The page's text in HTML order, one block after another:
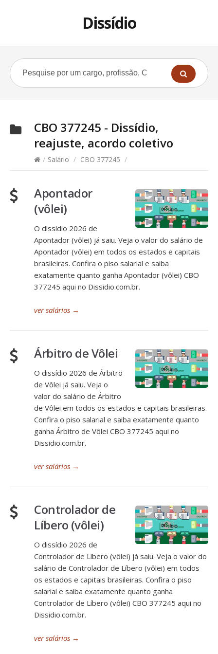
Dissídio
CBO 377245 - Dissídio,
reajuste, acordo coletivo
/ Salário / CBO 377245 /
Apontador
(vôlei)
O dissídio 2026 de
Apontador (vôlei) já saiu. Veja o valor do salário de
Apontador (vôlei) em todos os estados e capitais
brasileiras. Confira o piso salarial e saiba
exatamente quanto ganha Apontador (vôlei) CBO
377245 aqui no Dissidio.com.br.
ver salários →
Árbitro de Vôlei
O dissídio 2026 de Árbitro
de Vôlei já saiu. Veja o
valor do salário de Árbitro
de Vôlei em todos os estados e capitais brasileiras.
Confira o piso salarial e saiba exatamente quanto
ganha Árbitro de Vôlei CBO 377245 aqui no
Dissidio.com.br.
ver salários →
Controlador de
Líbero (vôlei)
O dissídio 2026 de
Controlador de Líbero (vôlei) já saiu. Veja o valor do
salário de Controlador de Líbero (vôlei) em todos
os estados e capitais brasileiras. Confira o piso
salarial e saiba exatamente quanto ganha
Controlador de Líbero (vôlei) CBO 377245 aqui no
Dissidio.com.br.
ver salários →